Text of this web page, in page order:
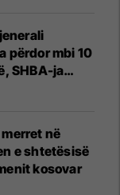
përdor mbi 10
SHBA-ja
në
në
e shtetësisë
kosovar